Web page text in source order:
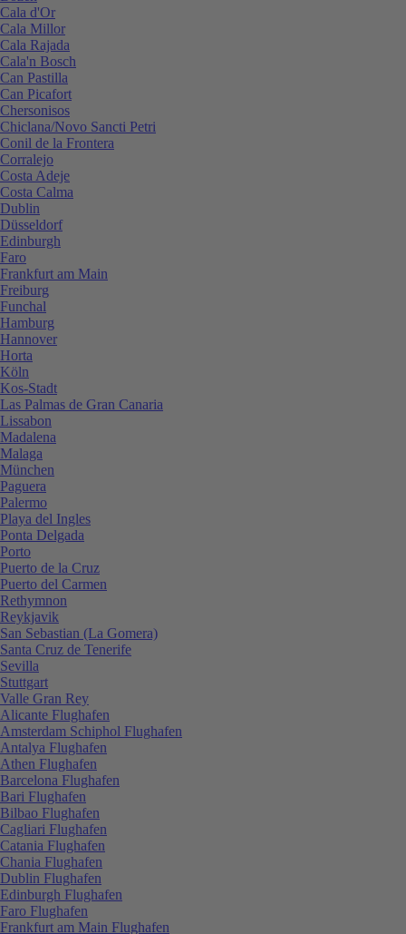
Cala d'Or
Cala Millor
Cala Rajada
Cala'n Bosch
Can Pastilla
Can Picafort
Chersonisos
Chiclana/Novo Sancti Petri
Conil de la Frontera
Corralejo
Costa Adeje
Costa Calma
Dublin
Düsseldorf
Edinburgh
Faro
Frankfurt am Main
Freiburg
Funchal
Hamburg
Hannover
Horta
Köln
Kos-Stadt
Las Palmas de Gran Canaria
Lissabon
Madalena
Malaga
München
Paguera
Palermo
Playa del Ingles
Ponta Delgada
Porto
Puerto de la Cruz
Puerto del Carmen
Rethymnon
Reykjavik
San Sebastian (La Gomera)
Santa Cruz de Tenerife
Sevilla
Stuttgart
Valle Gran Rey
Alicante Flughafen
Amsterdam Schiphol Flughafen
Antalya Flughafen
Athen Flughafen
Barcelona Flughafen
Bari Flughafen
Bilbao Flughafen
Cagliari Flughafen
Catania Flughafen
Chania Flughafen
Dublin Flughafen
Edinburgh Flughafen
Faro Flughafen
Frankfurt am Main Flughafen